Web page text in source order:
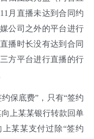
月直播未达到合同约
公司之外的平台进行
播时长没有达到合同
方平台进行直播的行
保底费”，只有“签约
上某某银行转款回单
某某支付过除“签约